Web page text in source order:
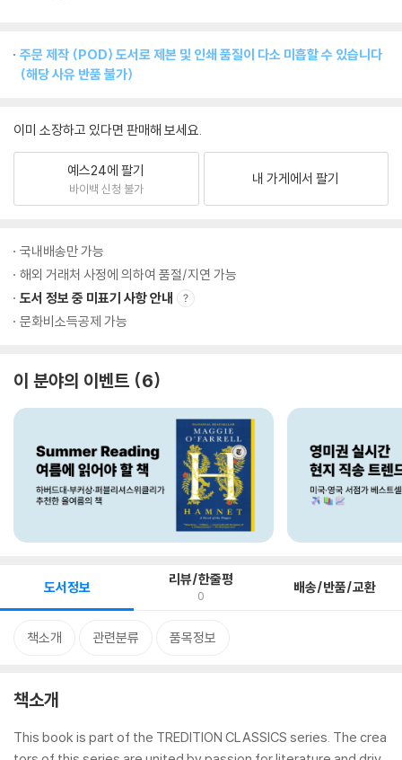
주문 제작 (POD) 도서로 제본 및 인쇄 품질이 다소 미흡할 수 있습니다
(해당 사유 반품 불가)
이미 소장하고 있다면 판매해 보세요.
예스24에 팔기
바이백 신청 불가
내 가게에서 팔기
국내배송만 가능
해외 거래처 사정에 의하여 품절/지연 가능
도서 정보 중 미표기 사항 안내
문화비소득공제 가능
이 분야의 이벤트 6
도서정보 리뷰/한줄평
0 배송/반품/교환
책소개 관련분류 품목정보
책소개
This book is part of the TREDITION CLASSICS series. The crea